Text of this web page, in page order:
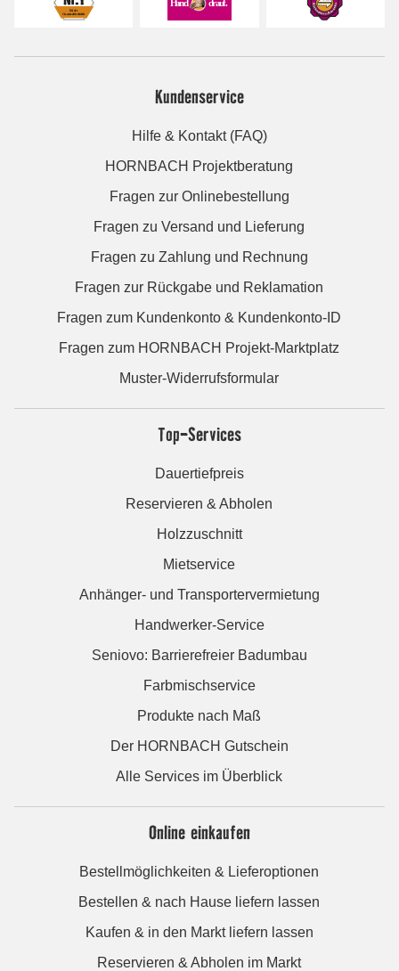
Kundenservice
Hilfe & Kontakt (FAQ)
HORNBACH Projektberatung
Fragen zur Onlinebestellung
Fragen zu Versand und Lieferung
Fragen zu Zahlung und Rechnung
Fragen zur Rückgabe und Reklamation
Fragen zum Kundenkonto & Kundenkonto-ID
Fragen zum HORNBACH Projekt-Marktplatz
Muster-Widerrufsformular
Top-Services
Dauertiefpreis
Reservieren & Abholen
Holzzuschnitt
Mietservice
Anhänger- und Transportervermietung
Handwerker-Service
Seniovo: Barrierefreier Badumbau
Farbmischservice
Produkte nach Maß
Der HORNBACH Gutschein
Alle Services im Überblick
Online einkaufen
Bestellmöglichkeiten & Lieferoptionen
Bestellen & nach Hause liefern lassen
Kaufen & in den Markt liefern lassen
Reservieren & Abholen im Markt